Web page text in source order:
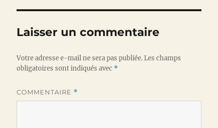
Laisser un commentaire
Votre adresse e-mail ne sera pas publiée. Les champs
obligatoires sont indiqués avec *
COMMENTAIRE *